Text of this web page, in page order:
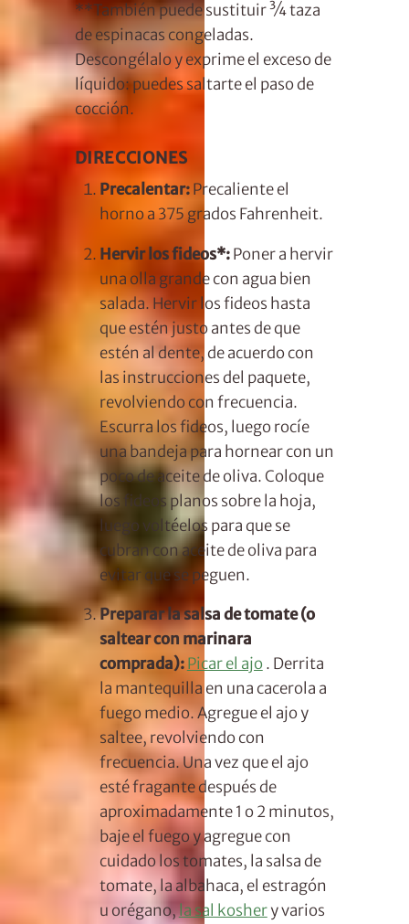
**También puede sustituir ¾ taza
de espinacas congeladas.
Descongélalo y exprime el exceso de
líquido: puedes saltarte el paso de
cocción.
DIRECCIONES
Precalentar:Precaliente el
horno a 375 grados Fahrenheit.
Hervir los fideos*:Poner a hervir
una olla grande con agua bien
salada. Hervir los fideos hasta
que estén justo antes de que
estén al dente, de acuerdo con
las instrucciones del paquete,
revolviendo con frecuencia.
Escurra los fideos, luego rocíe
una bandeja para hornear con un
poco de aceite de oliva. Coloque
los fideos planos sobre la hoja,
luego voltéelos para que se
cubran con aceite de oliva para
evitar que se peguen.
Preparar la salsa de tomate (o
saltear con marinara
comprada):Picar el ajo. Derrita
la mantequilla en una cacerola a
fuego medio. Agregue el ajo y
saltee, revolviendo con
frecuencia. Una vez que el ajo
esté fragante después de
aproximadamente 1 o 2 minutos,
baje el fuego y agregue con
cuidado los tomates, la salsa de
tomate, la albahaca, el estragón
u orégano,la sal koshery varios